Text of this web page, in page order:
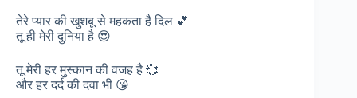
तेरे प्यार की खुशबू से महकता है दिल 💕
तू ही मेरी दुनिया है 😍
तू मेरी हर मुस्कान की वजह है 💞
और हर दर्द की दवा भी 😘